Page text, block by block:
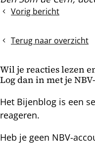
Vorig bericht
Controle
op Terug naar overzicht
Wil je reacties lezen
Log dan in met je
Het Bijenblog is een
reageren.
Heb je geen NBV-